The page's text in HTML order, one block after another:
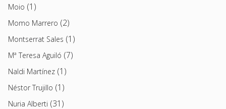
Moio (1)
Momo Marrero (2)
Montserrat Sales (1)
Mª Teresa Aguiló (7)
Naldi Martínez (1)
Néstor Trujillo (1)
Nuria Alberti (31)